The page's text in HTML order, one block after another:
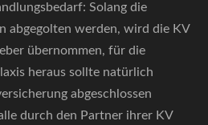
Solang die
abgegolten werden, wird die KV
übernommen, für die
heraus sollte natürlich
abgeschlossen
durch den Partner ihrer KV